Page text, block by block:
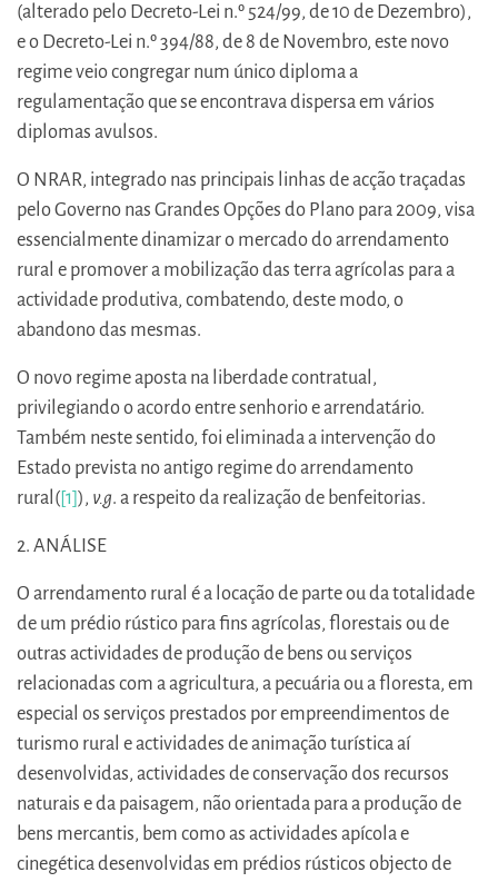
(alterado pelo Decreto-Lei n.º 524/99, de 10 de Dezembro),
e o Decreto-Lei n.º 394/88, de 8 de Novembro, este novo
regime veio congregar num único diploma a
regulamentação que se encontrava dispersa em vários
diplomas avulsos.
O NRAR, integrado nas principais linhas de acção traçadas
pelo Governo nas Grandes Opções do Plano para 2009, visa
essencialmente dinamizar o mercado do arrendamento
rural e promover a mobilização das terra agrícolas para a
actividade produtiva, combatendo, deste modo, o
abandono das mesmas.
O novo regime aposta na liberdade contratual,
privilegiando o acordo entre senhorio e arrendatário.
Também neste sentido, foi eliminada a intervenção do
Estado prevista no antigo regime do arrendamento
rural([1]), v.g. a respeito da realização de benfeitorias.
2. ANÁLISE
O arrendamento rural é a locação de parte ou da totalidade
de um prédio rústico para fins agrícolas, florestais ou de
outras actividades de produção de bens ou serviços
relacionadas com a agricultura, a pecuária ou a floresta, em
especial os serviços prestados por empreendimentos de
turismo rural e actividades de animação turística aí
desenvolvidas, actividades de conservação dos recursos
naturais e da paisagem, não orientada para a produção de
bens mercantis, bem como as actividades apícola e
cinegética desenvolvidas em prédios rústicos objecto de